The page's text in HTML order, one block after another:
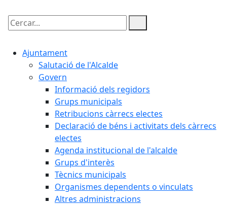
Cercar:
Ajuntament
Salutació de l'Alcalde
Govern
Informació dels regidors
Grups municipals
Retribucions càrrecs electes
Declaració de béns i activitats dels càrrecs
electes
Agenda institucional de l'alcalde
Grups d'interès
Tècnics municipals
Organismes dependents o vinculats
Altres administracions